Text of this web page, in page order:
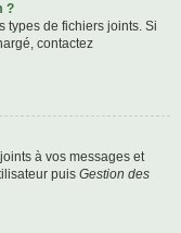
?
types de fichiers joints. Si
contactez
à vos messages et
puis Gestion des